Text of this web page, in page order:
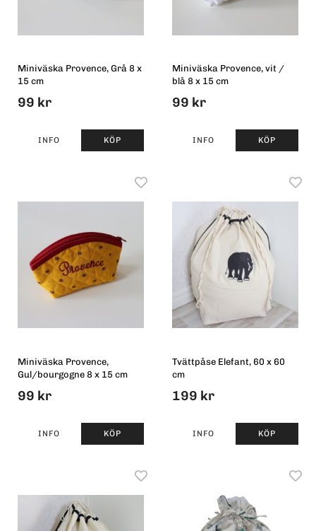
Miniväska Provence, Grå 8 x
15 cm
99 kr
INFO KÖP
Miniväska Provence, vit /
blå 8 x 15 cm
99 kr
INFO KÖP
Miniväska Provence,
Gul/bourgogne 8 x 15 cm
99 kr
INFO KÖP
Tvättpåse Elefant, 60 x 60
cm
199 kr
INFO KÖP